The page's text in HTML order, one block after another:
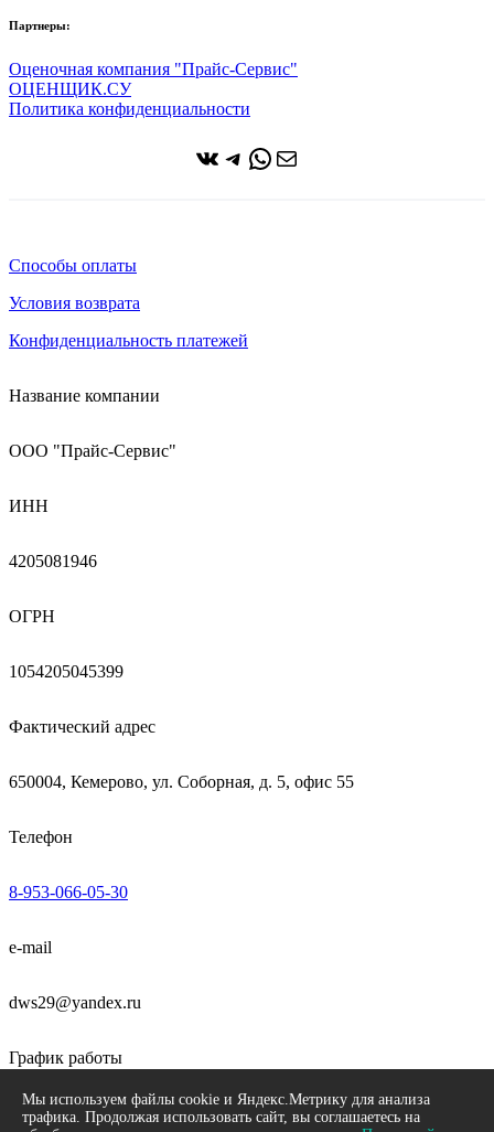
Мы используем файлы cookie и Яндекс.Метрику для анализа
трафика. Продолжая использовать сайт, вы соглашаетесь на
Партнеры:
Оценочная компания "Прайс-Сервис"
ОЦЕНЩИК.СУ
Политика конфиденциальности
ВКонтакте
Telegram
WhatsApp
Почта
Способы оплаты
Условия возврата
Конфиденциальность платежей
Название компании
ООО "Прайс-Сервис"
ИНН
4205081946
ОГРН
1054205045399
Фактический адрес
650004, Кемерово, ул. Соборная, д. 5, офис 55
Телефон
8-953-066-05-30
e-mail
dws29@yandex.ru
График работы
пн-пт 09:00 - 18:00